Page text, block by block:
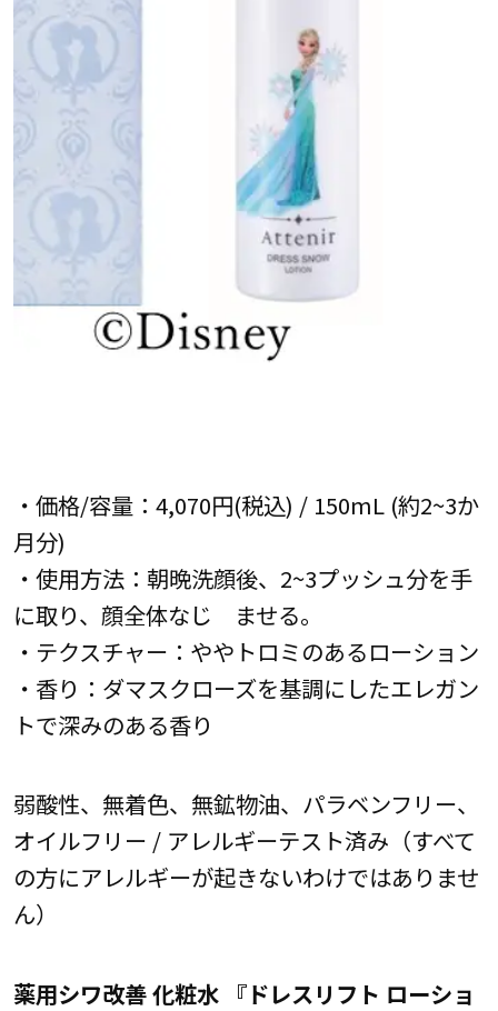
・価格/容量：4,070円(税込) / 150mL (約2~3か
月分)
・使用方法：朝晩洗顔後、2~3プッシュ分を手
に取り、顔全体なじ ませる。
・テクスチャー：ややトロミのあるローション
・香り：ダマスクローズを基調にしたエレガン
トで深みのある香り
弱酸性、無着色、無鉱物油、パラベンフリー、
オイルフリー / アレルギーテスト済み（すべて
の方にアレルギーが起きないわけではありませ
ん）
薬用シワ改善 化粧水 『ドレスリフト ローショ